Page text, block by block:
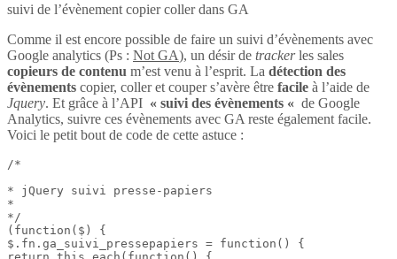
suivi de l’évènement copier coller dans GA
Comme il est encore possible de faire un suivi d’évènements avec
Google analytics (Ps : Not GA), un désir de trackerles sales
copieurs de contenu m’est venu à l’esprit. La détection des
évènements copier, coller et couper s’avère être facile à l’aide de
Jquery. Et grâce à l’API « suivi des évènements « de Google
Analytics, suivre ces évènements avec GA reste également facile.
Voici le petit bout de code de cette astuce :
/*
* jQuery suivi presse-papiers
*
*/
(function($) {
$.fn.ga_suivi_pressepapiers = function() {